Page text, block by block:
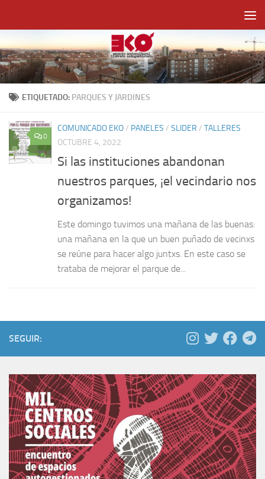
ETIQUETADO: PARQUES Y JARDINES
0
COMUNICADO EKO/ PANELES / SLIDER / TALLERES
OCTUBRE 4, 2022
Si las instituciones abandonan
nuestros parques, ¡el vecindario nos
organizamos!
Este domingo tuvimos una mañana de las buenas:
una mañana en la que un buen puñado de vecinxs
se reúne para hacer algo juntxs. En este caso se
trataba de mejorar el parque de...
SEGUIR: